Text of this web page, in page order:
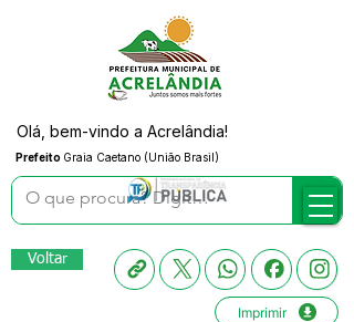
Prefeito Graia Caetano (União Brasil)
Olá, bem-vindo a Acrelândia!
Voltar
Imprimir